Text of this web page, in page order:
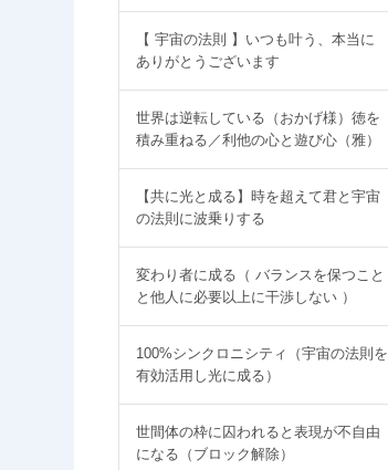
【 宇宙の法則 】いつも叶う、本当に
ありがとうございます
世界は逆転している（おかげ様）徳を
積み重ねる／利他の心と遊び心（雅）
【共に光と成る】時を超えて君と宇宙
の法則に波乗りする
変わり者に成る（ バランスを保つこと
と他人に必要以上に干渉しない ）
100%シンクロニシティ（宇宙の法則を
有効活用し光に成る）
世間体の枠に囚われると表現が不自由
になる（ブロック解除）